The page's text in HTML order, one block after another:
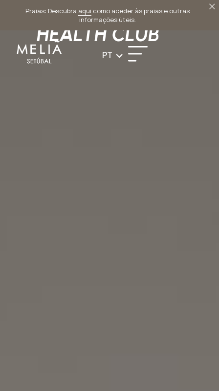
Praias: Descubra aqui como aceder às praias e outras
informações úteis.
PT
EL SPA &
HEALTH CLUB